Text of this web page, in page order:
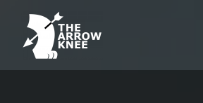
Skip to content